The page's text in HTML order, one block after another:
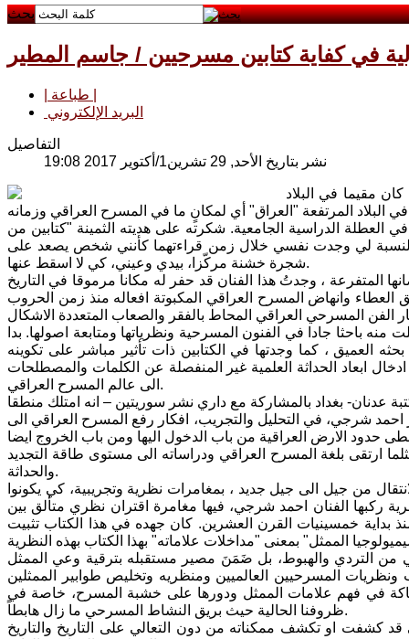
بحث
في كفاية كتابين مسرحيين / جاسم المطير
البريد الإلكتروني
التفاصيل
نشر بتاريخ الأحد, 29 تشرين1/أكتوير 2017 19:08
مقيما في البلاد
الدراسية الجامعية. شكرته على هديته الثمينة "كتابين من
بالنسبة لي وجدت نفسي خلال زمن قراءتهما كأنني شخص يصعد على
شجرة خشنة مركّزا، بيدي وعيني، كي لا اسقط عنها.
المتفرعة ، وجدتُ هذا الفنان قد حفر له مكانا مرموقا في التاريخ
وانهاض المسرح العراقي المكبوتة افعاله منذ زمن الحروب
باحثا جادا في الفنون المسرحية ونظرياتها ومتابعة اصولها. بدا
العميق ، كما وجدتها في الكتابين ذات تأثير مباشر على تكوينه
ابعاد الحداثة العلمية غير المنفصلة عن الكلمات والمصطلحات
الى عالم المسرح العراقي.
عدنان- بغداد بالمشاركة مع داري نشر سوريتين – انه امتلك منطقا
شرجي، في التحليل والتجريب، افكار رفع المسرح العراقي الى
ارتقى بلغة المسرح العراقي ودراساته الى مستوى طاقة التجديد
والحداثة.
من جيل الى جيل جديد ، بمغامرات نظرية وتجريبية، كي يكونوا
ركبها الفنان احمد شرجي، فيها مغامرة اقتران نظري متألق بين
بداية خمسينيات القرن العشرين. كان جهده في هذا الكتاب تثبيت
من التردي والهبوط، بل ضَمَنَ مصير مستقبله بترقية وعي الممثل
المسرحيين العالميين ومنظريه وتخليص طوابير الممثلين
في فهم علامات الممثل ودورها على خشبة المسرح، خاصة في
ظروفنا الحالية حيث بريق النشاط المسرحي ما زال هابطاً.
كشفت او تكشف ممكناته من دون التعالي على التاريخ والتاريخ